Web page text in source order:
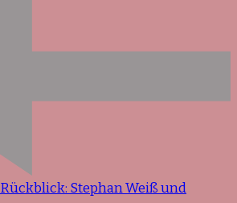
Rückblick: Stephan Weiß und